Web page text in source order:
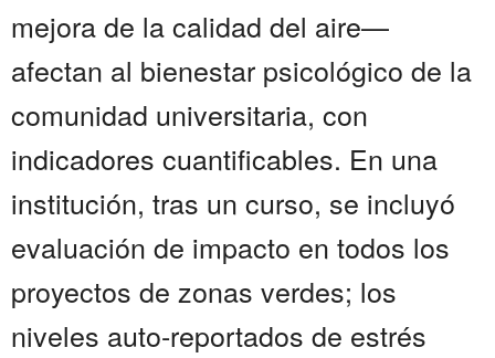
mejora de la calidad del aire—
afectan al bienestar psicológico de la
comunidad universitaria, con
indicadores cuantificables. En una
institución, tras un curso, se incluyó
evaluación de impacto en todos los
proyectos de zonas verdes; los
niveles auto-reportados de estrés